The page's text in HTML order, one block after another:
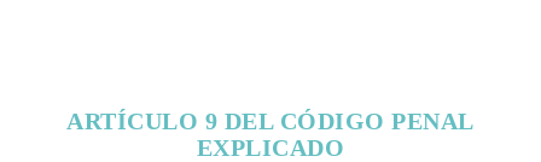
ARTÍCULO 9 DEL CÓDIGO PENAL
EXPLICADO